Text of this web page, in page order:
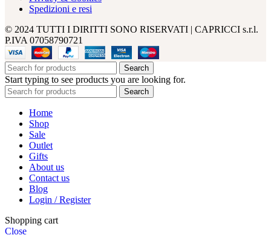
Spedizioni e resi
© 2024 TUTTI I DIRITTI SONO RISERVATI | CAPRICCI s.r.l.
P.IVA 07058790721
Search
Start typing to see products you are looking for.
Search
Home
Shop
Sale
Outlet
Gifts
About us
Contact us
Blog
Login / Register
Shopping cart
Close